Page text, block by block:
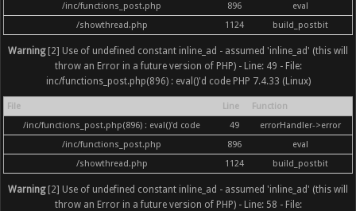
/inc/functions_post.php
896
eval
/showthread.php
1124 build_postbit
Warning[2] Use of undefined constant inline_ad - assumed 'inline_ad' (this will
throw an Error in a future version of PHP) - Line: 49 - File:
inc/functions_post.php(896) : eval()'d code PHP 7.4.33 (Linux)
File Line
Function
/inc/functions_post.php(896) : eval()'d code
49
errorHandler->error
/inc/functions_post.php
896
eval
/showthread.php
1124 build_postbit
Warning[2] Use of undefined constant inline_ad - assumed 'inline_ad' (this will
throw an Error in a future version of PHP) - Line: 58 - File: